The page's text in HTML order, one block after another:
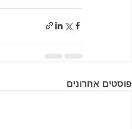
פוסטים אחרונים